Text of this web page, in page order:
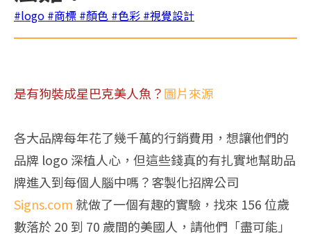
#logo #商標 #顏色 #色彩 #視覺設計
是有狗裝成星巴克美人魚？圖片來源
各大品牌每年花了幾千萬的行銷費用，想讓他們的
品牌 logo 深植人心，但這些錢真的有扎實地幫助品
牌進入到每個人腦中嗎？客製化招牌公司
Signs.com 就做了一個有趣的實驗，找來 156 位歲
數落於 20 到 70 歲間的美國人，請他們「盡可能」